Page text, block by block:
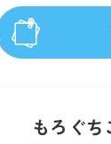
もろぐち